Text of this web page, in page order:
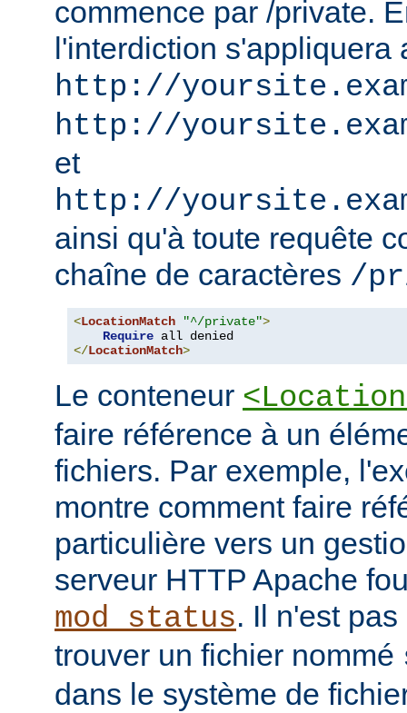
commence par /private.
l'interdiction s'appliquera
http://
http://
et
http://
ainsi qu'à toute requête
chaîne de caractères /
<LocationMatch "^/private">
Require
</LocationMatch>
Le conteneur
faire référence à un
fichiers. Par exemple,
montre comment faire
particulière vers un
serveur HTTP Apache
mod_status. Il n'est
trouver un fichier nommé
dans le système de